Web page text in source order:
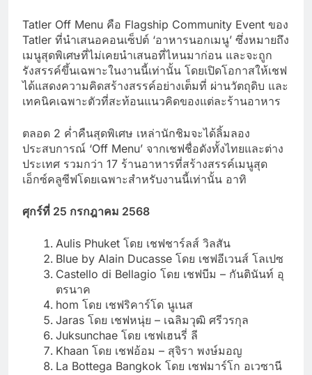
Tatler Off Menu คือ Flagship Community Event ของ
Tatler ที่นำเสนอคอนเซ็ปต์ ‘อาหารนอกเมนู’ ซึ่งหมายถึง
เมนูสุดพิเศษที่ไม่เคยนำเสนอที่ไหนมาก่อน และจะถูก
รังสรรค์ขึ้นเฉพาะในงานนี้เท่านั้น โดยเปิดโอกาสให้เชฟ
ได้แสดงความคิดสร้างสรรค์อย่างเต็มที่ ผ่านวัตถุดิบ และ
เทคนิคเฉพาะตัวที่สะท้อนแนวคิดของแต่ละร้านอาหาร
ตลอด 2 ค่ำคืนสุดพิเศษ เหล่านักชิมจะได้ลิ้มลอง
ประสบการณ์ ‘Off Menu’ จากเชฟชื่อดังทั้งไทยและต่าง
ประเทศ รวมกว่า 17 ร้านอาหารที่สร้างสรรค์เมนูสุด
เอ็กซ์คลูซีฟโดยเฉพาะสำหรับงานนี้เท่านั้น อาทิ
ศุกร์ที่ 25 กรกฎาคม 2568
Aulis Phuket โดย เชฟชาร์ลส์ วิลสัน
Blue by Alain Ducasse โดย เชฟอีเวนส์ โลเปซ
Castello di Bellagio โดย เชฟบีม – กันตินันท์ อุ
ตรนาค
hom โดย เชฟริคาร์โด นูเนส
Jaras โดย เชฟหนุ่ย – เฉลิมวุฒิ ศรีวรกุล
Juksunchae โดย เชฟเฮนรี่ ลี
Khaan โดย เชฟอ้อม – สุจิรา พงษ์มอญ
La Bottega Bangkok โดย เชฟมาร์โก อเวซานี